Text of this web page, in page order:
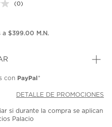
Sin
en
(0)
a $399.00 M.N.
con PayPal*
DETALLE DE PROMOCIONES
si durante la compra se aplican
Palacio